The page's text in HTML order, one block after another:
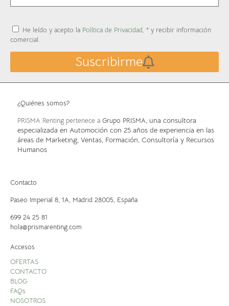
He leído y acepto la Política de Privacidad, * y recibir información
comercial.
Suscribirme
¿Quiénes somos?
PRISMA Renting pertenece a Grupo PRISMA, una consultora
especializada en Automoción con 25 años de experiencia en las
áreas de Marketing, Ventas, Formación, Consultoría y Recursos
Humanos
Contacto
Paseo Imperial 8, 1A, Madrid 28005, España
699 24 25 81
hola@prismarenting.com
Accesos
OFERTAS
CONTACTO
BLOG
FAQs
NOSOTROS